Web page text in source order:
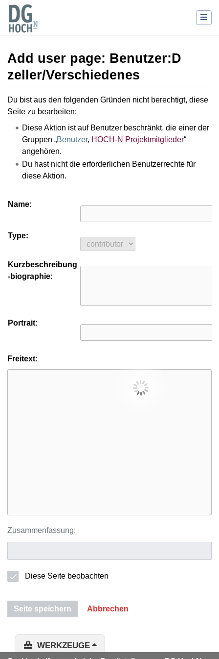
Add user page: Benutzer:D
zeller/Verschiedenes
Wechseln zu:Navigation,Suche
Du bist aus den folgenden Gründen nicht berechtigt, diese
Seite zu bearbeiten:
Diese Aktion ist auf Benutzer beschränkt, die einer der
Gruppen „Benutzer, HOCH-N Projektmitglieder“
angehören.
Du hast nicht die erforderlichen Benutzerrechte für
diese Aktion.
Name:
Type:
Kurzbeschreibung
-biographie:
Portrait:
Freitext:
Zusammenfassung:
Diese Seite beobachten
Seite speichern Abbrechen
WERKZEUGE